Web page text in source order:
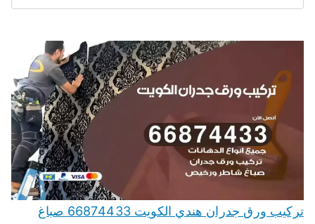
تركيب ورق جدران هندي الكويت 66874433 صباغ